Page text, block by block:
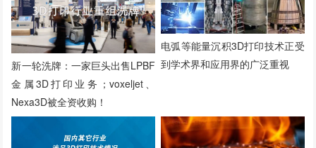
新一轮洗牌：一家巨头出售LPBF
金属3D打印业务；voxeljet、
Nexa3D被全资收购！
电弧等能量沉积3D打印技术正受
到学术界和应用界的广泛重视